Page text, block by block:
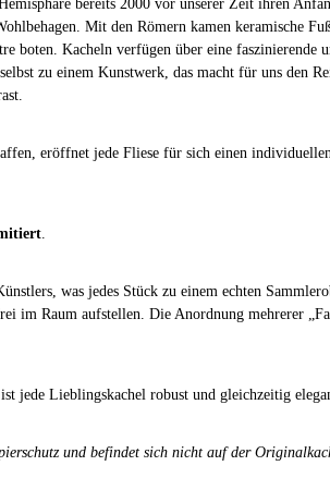
bereits 2000 vor unserer Zeit ihren
Mit den Römern kamen keramische
boten. Kacheln verfügen über eine faszinierende
zu einem Kunstwerk, das macht für uns den
eröffnet jede Fliese für sich einen
.
was jedes Stück zu einem echten
im Raum aufstellen. Die Anordnung mehrerer
ist jede Lieblingskachel robust und gleichzeitig
und befindet sich nicht auf der